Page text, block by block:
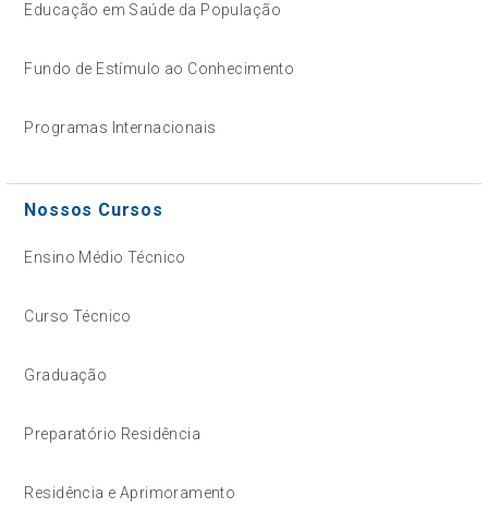
Educação em Saúde da População
Fundo de Estímulo ao Conhecimento
Programas Internacionais
Nossos Cursos
Ensino Médio Técnico
Curso Técnico
Graduação
Preparatório Residência
Residência e Aprimoramento